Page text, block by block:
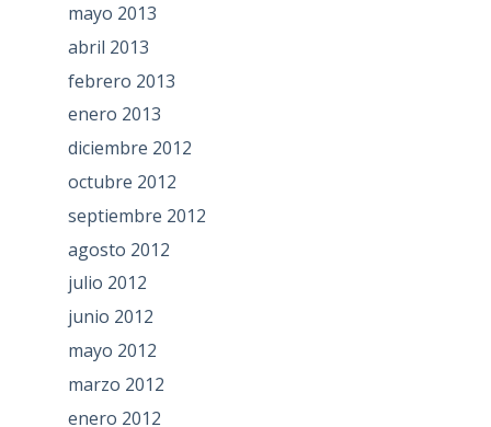
mayo 2013
abril 2013
febrero 2013
enero 2013
diciembre 2012
octubre 2012
septiembre 2012
agosto 2012
julio 2012
junio 2012
mayo 2012
marzo 2012
enero 2012